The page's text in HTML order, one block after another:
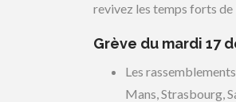
revivez les temps forts de
Grève du mardi 17
Les
Mans, Strasbourg,